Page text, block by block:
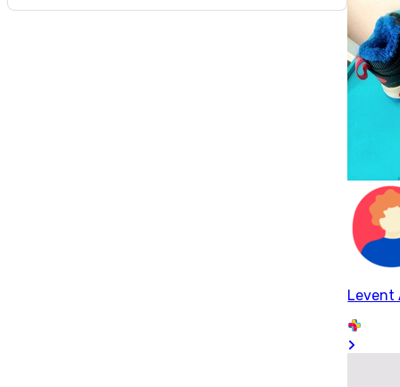
Levent